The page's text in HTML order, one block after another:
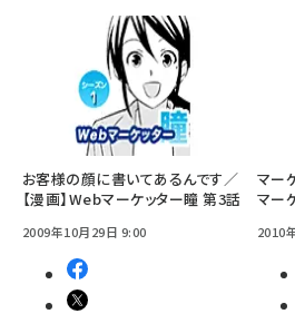
お客様の顔に書いてあるんです／
【漫画】Webマーケッター瞳 第3話
2009年10月29日 9:00
マー
マー
2010